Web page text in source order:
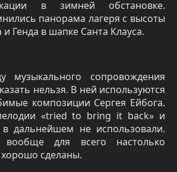
в зимней обстановке.
панорама лагеря с высоты
Генда в шапке Санта Клауса.
музыкального сопровождения
нельзя. В ней используются
композиции Сергея Ейбога.
«tried to bring it back» и
дальнейшем не использовали.
для всего настолько
сделаны.